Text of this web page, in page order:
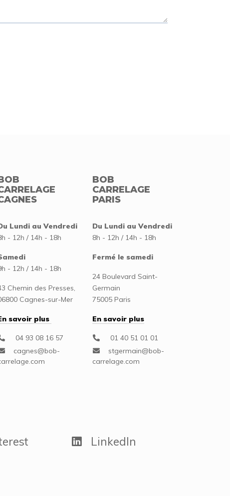
Lundi au Vendredi
- 12h / 14h - 18h
- 12h / 14h - 18h
Chemin des Presses,
Cagnes-sur-Mer
savoir plus
04 93 08 16 57
BOB
CARRELAGE
PARIS
Du Lundi au Vendredi
8h - 12h / 14h - 18h
Fermé le samedi
24 Boulevard Saint-
Germain
75005 Paris
En savoir plus
01 40 51 01 01
LinkedIn